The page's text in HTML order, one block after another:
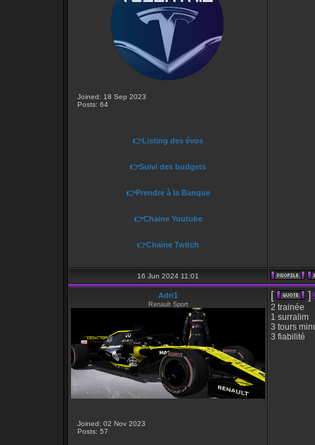
Joined: 18 Sep 2023
Posts: 64
👉Listing des évos
👉Suivi des budgets
👉Prendre à la Banque
👉Chaine Youtube
👉Chaine Twitch
16 Jun 2024 11:01
Adri1
Renault Sport
Joined: 02 Nov 2023
Posts: 57
[ ]
2 trainée
1 surralim
3 tours
3 fiabilité